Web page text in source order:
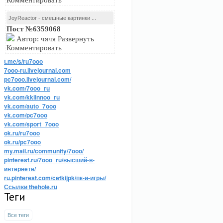
JoyReactor - смешные картинки ...
Пост №6359068
Автор: чячя Развернуть
Комментировать
t.me/s/ru7ooo
7ooo-ru.livejournal.com
pc7ooo.livejournal.com/
vk.com/7ooo_ru
vk.com/kkiinnoo_ru
vk.com/auto_7ooo
vk.com/pc7ooo
vk.com/sport_7ooo
ok.ru/ru7ooo
ok.ru/pc7ooo
my.mail.ru/community/7ooo/
pinterest.ru/7ooo_ru/высший-в-
интернете/
ru.pinterest.com/cetkijpk/пк-и-игры/
Ссылки thehole.ru
Теги
Все теги